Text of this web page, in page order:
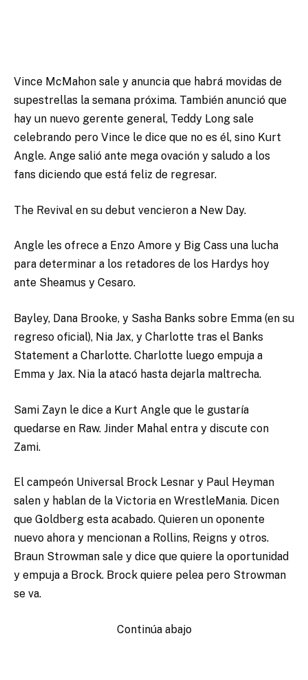
Vince McMahon sale y anuncia que habrá movidas de
supestrellas la semana próxima. También anunció que
hay un nuevo gerente general, Teddy Long sale
celebrando pero Vince le dice que no es él, sino Kurt
Angle. Ange salió ante mega ovación y saludo a los
fans diciendo que está feliz de regresar.
The Revival en su debut vencieron a New Day.
Angle les ofrece a Enzo Amore y Big Cass una lucha
para determinar a los retadores de los Hardys hoy
ante Sheamus y Cesaro.
Bayley, Dana Brooke, y Sasha Banks sobre Emma (en su
regreso oficial), Nia Jax, y Charlotte tras el Banks
Statement a Charlotte. Charlotte luego empuja a
Emma y Jax. Nia la atacó hasta dejarla maltrecha.
Sami Zayn le dice a Kurt Angle que le gustaría
quedarse en Raw. Jinder Mahal entra y discute con
Zami.
El campeón Universal Brock Lesnar y Paul Heyman
salen y hablan de la Victoria en WrestleMania. Dicen
que Goldberg esta acabado. Quieren un oponente
nuevo ahora y mencionan a Rollins, Reigns y otros.
Braun Strowman sale y dice que quiere la oportunidad
y empuja a Brock. Brock quiere pelea pero Strowman
se va.
Continúa abajo